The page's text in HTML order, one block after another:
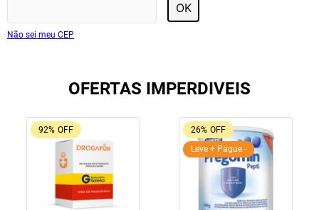
OK
Não sei meu CEP
OFERTAS IMPERDIVEIS
92% OFF 26% OFF
Leve + Pague -